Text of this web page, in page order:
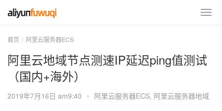
首页 阿里云服务器ECS
阿里云地域节点测速IP延迟ping值测试
（国内+海外）
2019年7月16日 am9:40 • 阿里云服务器ECS, 阿里云服务器地域